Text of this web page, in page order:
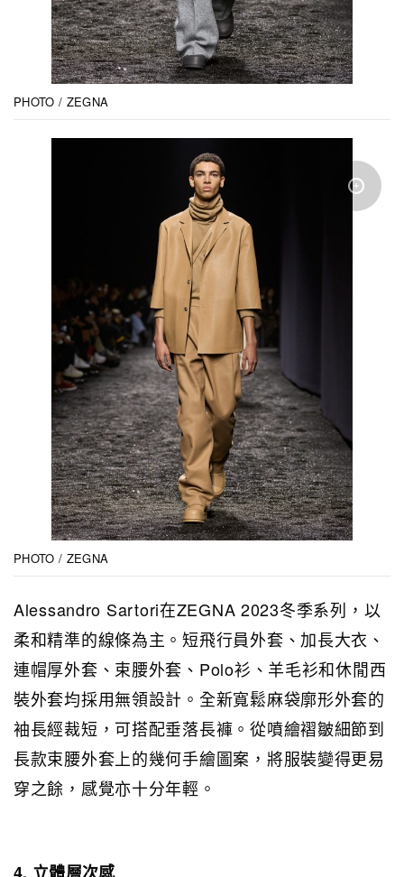
PHOTO / ZEGNA
PHOTO / ZEGNA
Alessandro Sartori在ZEGNA 2023冬季系列，以
柔和精準的線條為主。短飛行員外套、加長大衣、
連帽厚外套、束腰外套、Polo衫、羊毛衫和休閒西
裝外套均採用無領設計。全新寬鬆麻袋廓形外套的
袖長經裁短，可搭配垂落長褲。從噴繪褶皺細節到
長款束腰外套上的幾何手繪圖案，將服裝變得更易
穿之餘，感覺亦十分年輕。